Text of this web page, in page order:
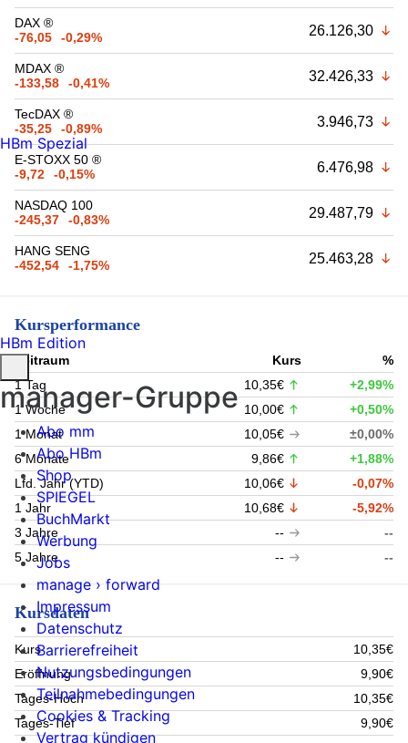
DAX ®
-76,05
-0,29% 26.126,30
MDAX ®
-133,58
-0,41% 32.426,33
TecDAX ®
-35,25
-0,89% 3.946,73
E-STOXX 50 ®
-9,72
-0,15% 6.476,98
NASDAQ 100
-245,37
-0,83% 29.487,79
HANG SENG
-452,54
-1,75% 25.463,28
Kursperformance
Zeitraum Kurs
%
1 Tag
10,35€
+2,99%
1 Woche
10,00€
+0,50%
1 Monat
10,05€
±0,00%
6 Monate
9,86€
+1,88%
Lfd. Jahr (YTD)
10,06€
-0,07%
1 Jahr
10,68€
-5,92%
3 Jahre
--
--
5 Jahre
-- --
Kursdaten
Kurs
10,35€
Eröffnung
9,90€
Tages-Hoch
10,35€
Tages-Tief
9,90€
HBm Spezial
HBm Edition
manager-Gruppe
Abo mm
Abo HBm
Shop
SPIEGEL
BuchMarkt
Werbung
Jobs
manage › forward
Impressum
Datenschutz
Barrierefreiheit
Nutzungsbedingungen
Teilnahmebedingungen
Cookies & Tracking
Vertrag kündigen